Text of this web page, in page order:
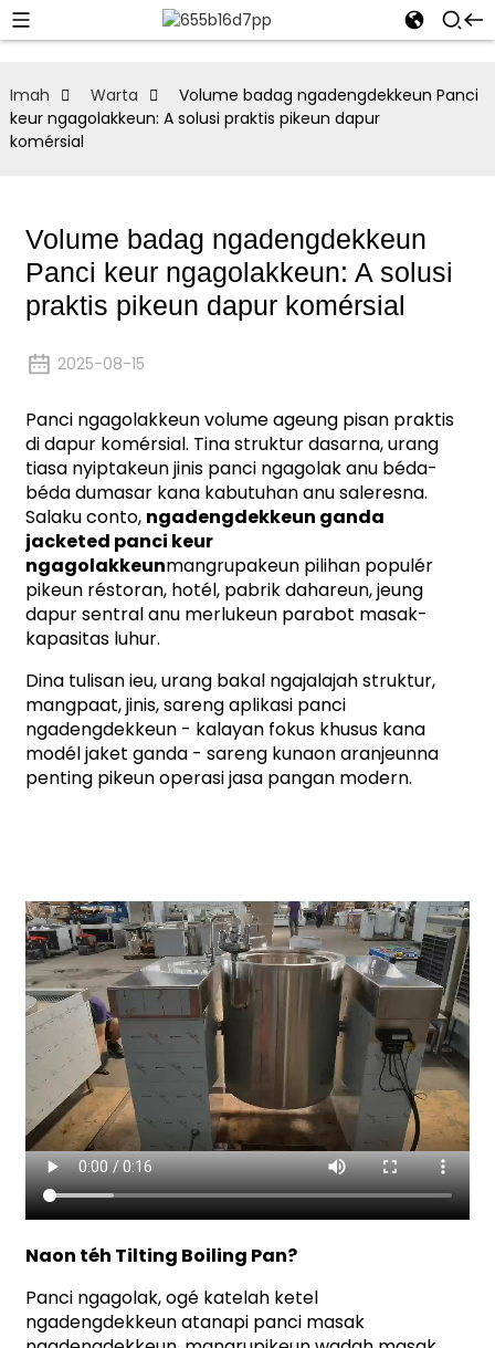
Imah Warta
Volume badag ngadengdekkeun Panci
keur ngagolakkeun: A solusi praktis pikeun dapur
komérsial
Volume badag ngadengdekkeun
Panci keur ngagolakkeun: A solusi
praktis pikeun dapur komérsial
2025-08-15
Panci ngagolakkeun volume ageung pisan praktis
di dapur komérsial. Tina struktur dasarna, urang
tiasa nyiptakeun jinis panci ngagolak anu béda-
béda dumasar kana kabutuhan anu saleresna.
Salaku conto, ngadengdekkeun ganda
jacketed panci keur
ngagolakkeunmangrupakeun pilihan populér
pikeun réstoran, hotél, pabrik dahareun, jeung
dapur sentral anu merlukeun parabot masak-
kapasitas luhur.
Dina tulisan ieu, urang bakal ngajalajah struktur,
mangpaat, jinis, sareng aplikasi panci
ngadengdekkeun - kalayan fokus khusus kana
modél jaket ganda - sareng kunaon aranjeunna
penting pikeun operasi jasa pangan modern.
Naon téh Tilting Boiling Pan?
Panci ngagolak, ogé katelah ketel
ngadengdekkeun atanapi panci masak